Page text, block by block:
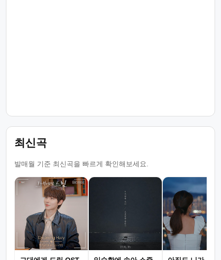
최신곡
발매월 기준 최신곡을 빠르게 확인해보세요.